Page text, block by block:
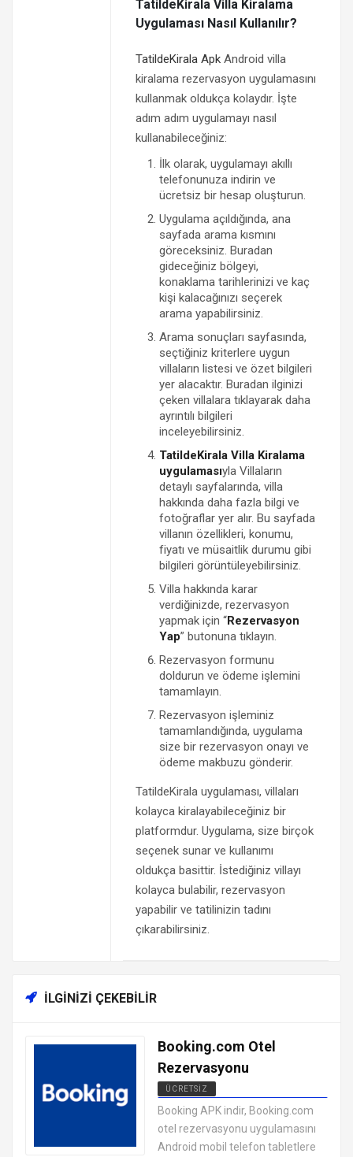
TatildeKirala Villa Kiralama
Uygulaması Nasıl Kullanılır?
TatildeKirala ApkAndroid villa
kiralama rezervasyon uygulamasını
kullanmak oldukça kolaydır. İşte
adım adım uygulamayı nasıl
kullanabileceğiniz:
İlk olarak, uygulamayı akıllı
telefonunuza indirin ve
ücretsiz bir hesap oluşturun.
Uygulama açıldığında, ana
sayfada arama kısmını
göreceksiniz. Buradan
gideceğiniz bölgeyi,
konaklama tarihlerinizi ve kaç
kişi kalacağınızı seçerek
arama yapabilirsiniz.
Arama sonuçları sayfasında,
seçtiğiniz kriterlere uygun
villaların listesi ve özet bilgileri
yer alacaktır. Buradan ilginizi
çeken villalara tıklayarak daha
ayrıntılı bilgileri
inceleyebilirsiniz.
TatildeKirala Villa Kiralama
uygulamasıyla Villaların
detaylı sayfalarında, villa
hakkında daha fazla bilgi ve
fotoğraflar yer alır. Bu sayfada
villanın özellikleri, konumu,
fiyatı ve müsaitlik durumu gibi
bilgileri görüntüleyebilirsiniz.
Villa hakkında karar
verdiğinizde, rezervasyon
yapmak için “Rezervasyon
Yap” butonuna tıklayın.
Rezervasyon formunu
doldurun ve ödeme işlemini
tamamlayın.
Rezervasyon işleminiz
tamamlandığında, uygulama
size bir rezervasyon onayı ve
ödeme makbuzu gönderir.
TatildeKirala uygulaması, villaları
kolayca kiralayabileceğiniz bir
platformdur. Uygulama, size birçok
seçenek sunar ve kullanımı
oldukça basittir. İstediğiniz villayı
kolayca bulabilir, rezervasyon
yapabilir ve tatilinizin tadını
çıkarabilirsiniz.
İLGINIZI ÇEKEBILIR
Booking.com Otel
Rezervasyonu
ÜCRETSIZ
ANDROID TATIL VE SEYAHAT
UYGULAMALARI APK
Booking APK indir, Booking.com
otel rezervasyonu uygulamasını
Android mobil telefon tabletlere